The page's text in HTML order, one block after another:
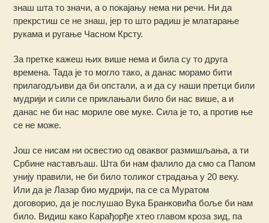
знаш шта то значи, а о покајању нема ни речи. Ни да
прекрстиш се не знаш, јер то што радиш је млатарање
рукама и ругање Часном Крсту.
За претке кажеш њих више нема и била су то друга
времена. Тада је то могло тако, а данас морамо бити
прилагодљиви да би опстали, а и да су наши претци били
мудрији и сили се приклањали било би нас више, а и
данас не би нас мориле ове муке. Сила је то, а против ње
се не може.
Још се нисам ни освестио од оваквог размишљања, а ти
Србине настављаш. Шта би нам фалило да смо са Папом
унију правили, не би било толиког страдања у 20 веку.
Или да је Лазар био мудрији, па се са Муратом
договорио, да је послушао Вука Бранковића боље би нам
било. Видиш како Карађорђе хтео главом кроза зид, па